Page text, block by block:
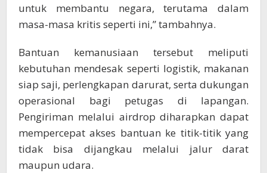
untuk membantu negara, terutama dalam
masa-masa kritis seperti ini,” tambahnya.
Bantuan kemanusiaan tersebut meliputi
kebutuhan mendesak seperti logistik, makanan
siap saji, perlengkapan darurat, serta dukungan
operasional bagi petugas di lapangan.
Pengiriman melalui airdrop diharapkan dapat
mempercepat akses bantuan ke titik-titik yang
tidak bisa dijangkau melalui jalur darat
maupun udara.